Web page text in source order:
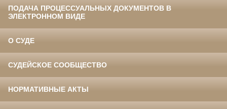
ПОДАЧА ПРОЦЕССУАЛЬНЫХ ДОКУМЕНТОВ В
ЭЛЕКТРОННОМ ВИДЕ
О СУДЕ
СУДЕЙСКОЕ СООБЩЕСТВО
НОРМАТИВНЫЕ АКТЫ